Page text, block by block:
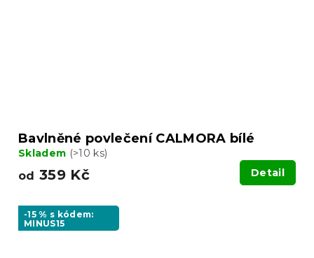
Bavlněné povlečení CALMORA bílé
Skladem (>10 ks)
od 359 Kč Detail
-15 % s kódem:
MINUS15